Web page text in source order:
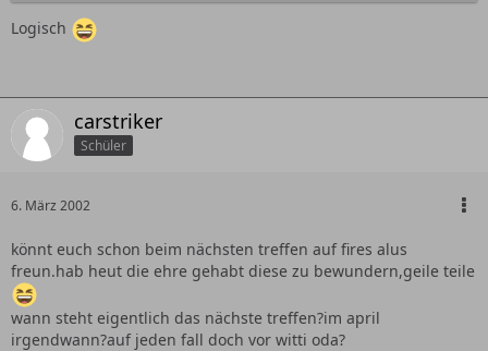
Logisch
carstriker
Schüler
6. März 2002
könnt euch schon beim nächsten treffen auf fires alus
freun.hab heut die ehre gehabt diese zu bewundern,geile teile
wann steht eigentlich das nächste treffen?im april
irgendwann?auf jeden fall doch vor witti oda?